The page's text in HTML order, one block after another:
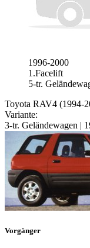
1996-2000
1.Facelift
5-tr.
Toyota RAV4 (1994-
Variante:
3-tr. Geländewagen |
Vorgänger